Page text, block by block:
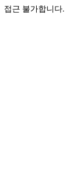
접근 불가합니다.